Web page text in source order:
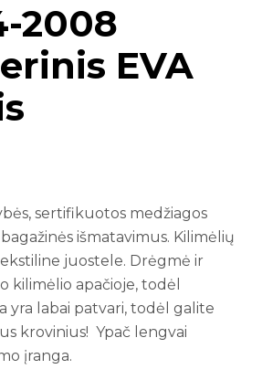
2008
EVA
sertifikuotos medžiagos
išmatavimus. Kilimėlių
juostele. Drėgmė ir
kilimėlio apačioje, todėl
yra labai patvari, todėl galite
krovinius! Ypač lengvai
įranga.